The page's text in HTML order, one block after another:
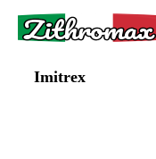
Zithromax
Imitrex